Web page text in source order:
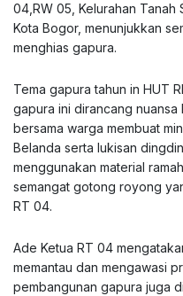
04,RW 05, Kelurahan Tanah
Kota Bogor, menunjukkan
menghias gapura.
Tema gapura tahun in HUT
gapura ini dirancang
bersama warga membuat
Belanda serta lukisan
menggunakan material
semangat gotong royong
RT 04.
Ade Ketua RT 04
memantau dan mengawasi
pembangunan gapura juga